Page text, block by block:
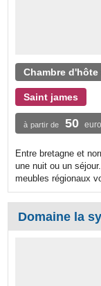
Chambre
Saint james
à partir de 50
Entre bretagne et
une nuit ou un
meubles régionaux
Domaine la